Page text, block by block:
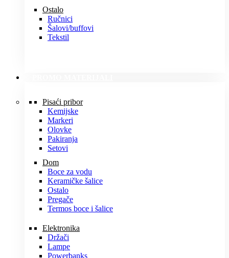
Ostalo
Ručnici
Šalovi/buffovi
Tekstil
Pisaći pribor
Kemijske
Markeri
Olovke
Pakiranja
Setovi
Dom
Boce za vodu
Keramičke šalice
Ostalo
Pregače
Termos boce i šalice
Elektronika
Držači
Lampe
Powerbanks